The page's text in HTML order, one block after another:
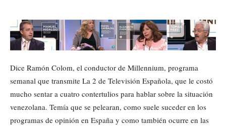
Dice Ramón Colom, el conductor de Millennium, programa
semanal que transmite La 2 de Televisión Española, que le costó
mucho sentar a cuatro contertulios para hablar sobre la situación
venezolana. Temía que se pelearan, como suele suceder en los
programas de opinión en España y como también ocurre en las